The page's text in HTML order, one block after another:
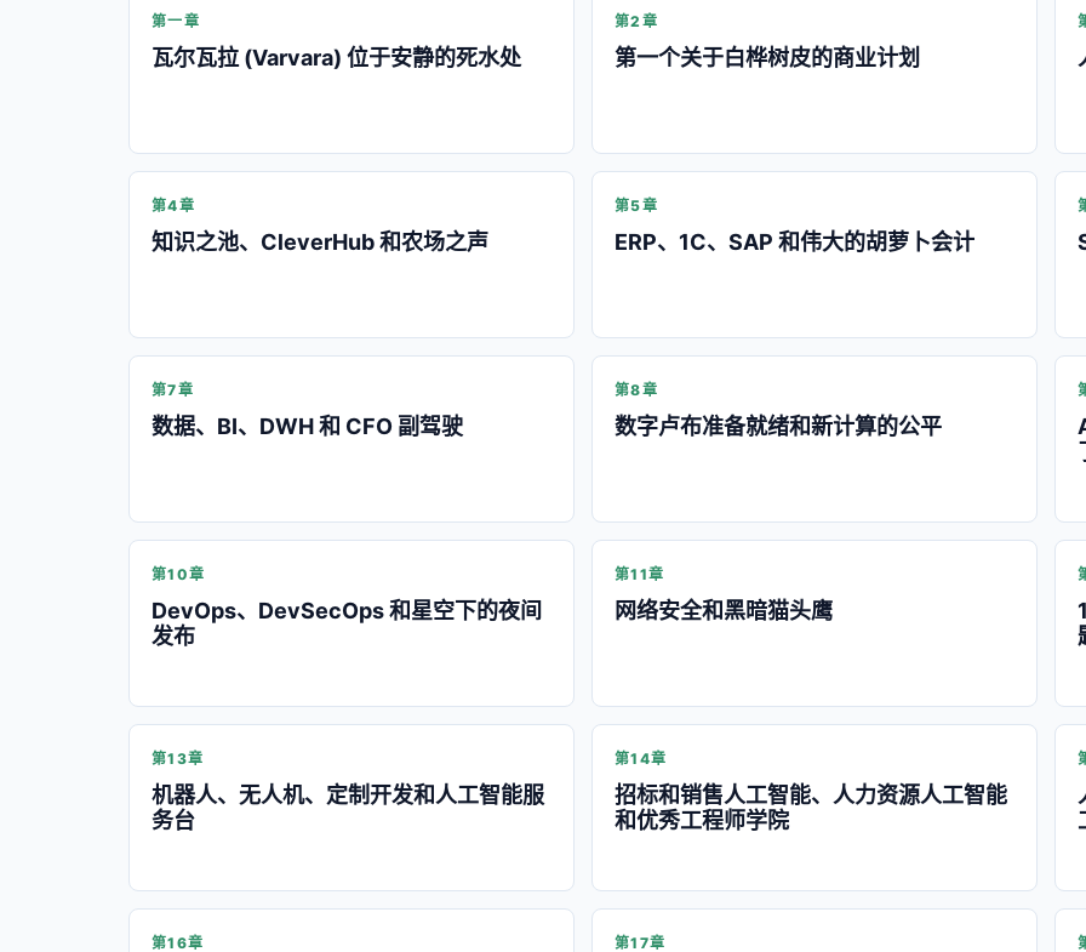
第一章
瓦尔瓦拉 (Varvara) 位于安静的死水处
第2章
第一个关于白桦树皮的商业计划
第4章
知识之池、CleverHub 和农场之声
第5章
ERP、1C、SAP 和伟大的胡萝卜会计
第7章
数据、BI、DWH 和 CFO 副驾驶
第8章
数字卢布准备就绪和新计算的公平
第10章
DevOps、DevSecOps 和星空下的夜间
发布
第11章
网络安全和黑暗猫头鹰
第13章
机器人、无人机、定制开发和人工智能服
务台
第14章
招标和销售人工智能、人力资源人工智能
和优秀工程师学院
第16章 第17章